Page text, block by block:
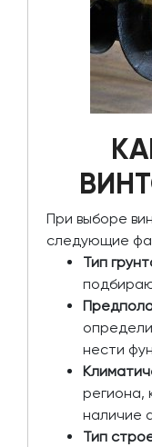
При выборе
следующие
Тип
нести
региона,
наличие
Тип